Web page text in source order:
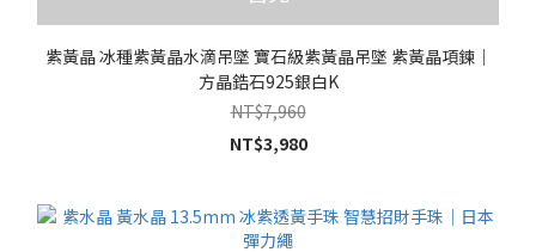
紫黃晶 冰種紫黃晶水滴吊墜 寶石級紫黃晶吊墜 紫黃晶項鍊｜
方晶鋯石925銀白K
NT$7,960
NT$3,980